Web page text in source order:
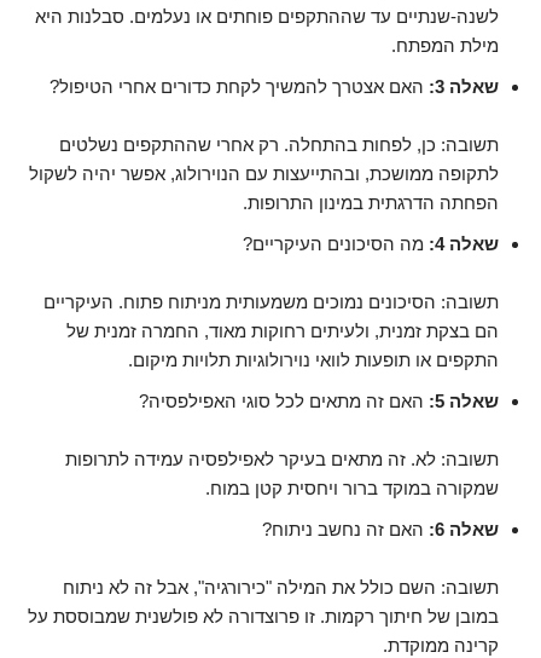
לשנה-שנתיים עד שההתקפים פוחתים או נעלמים. סבלנות היא
מילת המפתח.
שאלה 3:
האם אצטרך להמשיך לקחת כדורים אחרי הטיפול?
תשובה: כן, לפחות בהתחלה. רק אחרי שההתקפים נשלטים
לתקופה ממושכת, ובהתייעצות עם הנוירולוג, אפשר יהיה לשקול
הפחתה הדרגתית במינון התרופות.
שאלה 4:
מה הסיכונים העיקריים?
תשובה: הסיכונים נמוכים משמעותית מניתוח פתוח. העיקריים
הם בצקת זמנית, ולעיתים רחוקות מאוד, החמרה זמנית של
התקפים או תופעות לוואי נוירולוגיות תלויות מיקום.
שאלה 5:
האם זה מתאים לכל סוגי האפילפסיה?
תשובה: לא. זה מתאים בעיקר לאפילפסיה עמידה לתרופות
שמקורה במוקד ברור ויחסית קטן במוח.
שאלה 6:
האם זה נחשב ניתוח?
תשובה: השם כולל את המילה "כירורגיה", אבל זה לא ניתוח
במובן של חיתוך רקמות. זו פרוצדורה לא פולשנית שמבוססת על
קרינה ממוקדת.